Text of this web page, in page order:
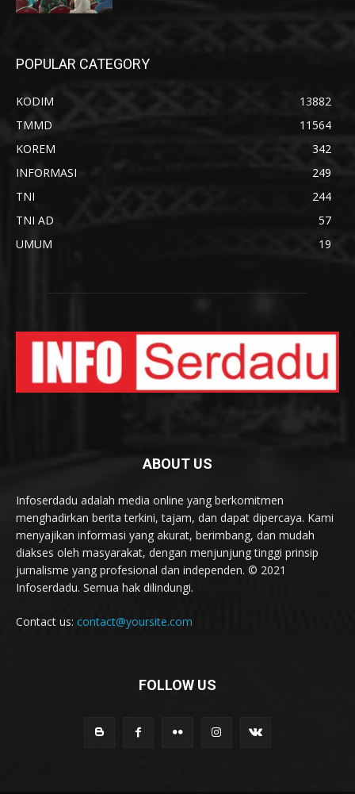
POPULAR CATEGORY
KODIM
13882
TMMD
11564
KOREM
342
INFORMASI
249
TNI
244
TNI AD
57
UMUM
19
ABOUT US
Infoserdadu adalah media online yang berkomitmen
menghadirkan berita terkini, tajam, dan dapat dipercaya. Kami
menyajikan informasi yang akurat, berimbang, dan mudah
diakses oleh masyarakat, dengan menjunjung tinggi prinsip
jurnalisme yang profesional dan independen. © 2021
Infoserdadu. Semua hak dilindungi.
Contact us: contact@yoursite.com
FOLLOW US